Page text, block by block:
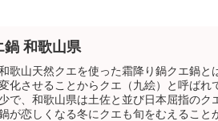
鍋 和歌山県
歌山天然クエを使った霜降り鍋クエ鍋と
化させることからクエ（九絵）と呼ばれ
で、和歌山県は土佐と並び日本屈指のク
が恋しくなる冬にクエも旬をむえること